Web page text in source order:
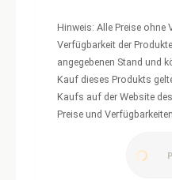
Hinweis: Alle Preise ohne
Verfügbarkeit der
angegebenen Stand und
Kauf dieses Produkts
Kaufs auf der Website
Preise und